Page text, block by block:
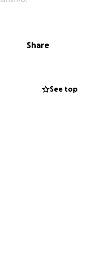
un luogo dove si
dopo giorno.
di chi,
Share
See top